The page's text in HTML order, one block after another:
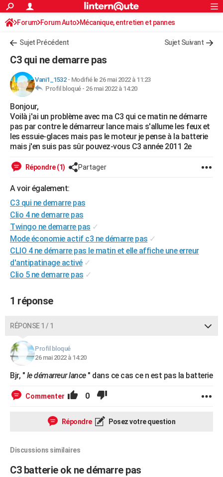
ACTUALITÉS
Politique
Société
Faits Divers
Education
Monde
Villes
+
FINANCE
Retraite
Impôts
Epargne
Immobilier
Risques naturels par ville
Banque
Assurance
Crédit
AUTO
Essais
Réserver un essai
Citadines
Berlines
SUV
Forum auto
+HIGH-TECH
Mobiles
Meilleur smartphone
Internet
Ordinateurs
Jeux vidéo
Guide high-tech
+BRICOLAGE
Forum
Aménagement intérieur
Extérieur
Cuisine
Salle de bains
Jardinage
Rangement
Guides de France
Escapades
Patrimoine
Expositions
Musées
Week-end nature
Art de vivre
Bien-être
Loisirs
Mode
Modes de vie
Alimentation
Guide de la santé
Maladies
Médicaments
Sommeil
VOYAGE
Destinations
City break
Voyage nature
Voyage de noces
Forum
PHOTO
GUIDES D'ACHAT
BONS PLANS
CARTE DE VOEUX
COPAINS D'AVANT
S'inscrire
Se connecter
Lycées
Collèges
Primaires
Universités
Entreprises
Service militaire
Avis de recherche
AVIS DE DÉCÈS
FORUM
Rechercher
S'inscrire
Connexion
Forum Forum Auto Mécanique, entretien et pannes
Sujet Précédent Sujet Suivant
C3 qui ne demarre pas
Vani1_1532- Modifié le 26 mai 2022 à 11:23
Profil bloqué - 26 mai 2022 à 14:20
Bonjour,
Voilà j'ai un problème avec ma C3 qui ce matin ne démarre
pas par contre le démarreur lance mais s'allume les feux et
les essuie-glaces mais pas le moteur je pense à la batterie
mais j'en suis pas sûr pouvez-vous C3 année 2011 2e
Répondre (1) Partager
A voir également:
C3 qui ne demarre pas
Clio 4 ne demarre pas
Twingo ne demarre pas ✓
Mode économie actif c3 ne démarre pas ✓
CLIO 4 ne démarre pas le matin et elle affiche une erreur
d'antipatinage activé ✓
Clio 5 ne demarre pas ✓
1 réponse
RÉPONSE 1 / 1
Profil bloqué
26 mai 2022 à 14:20
Bjr, " le démarreur lance" dans ce cas ce n est pas la batterie
Commenter 0
Répondre Posez votre question
Discussions similaires
C3 batterie ok ne démarre pas